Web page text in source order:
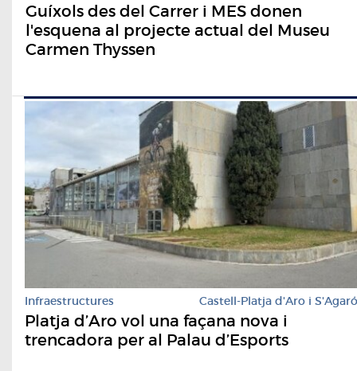
Guíxols des del Carrer i MES donen
l'esquena al projecte actual del Museu
Carmen Thyssen
Infraestructures Castell-Platja d'Aro i S'Agaró
Platja d’Aro vol una façana nova i
trencadora per al Palau d’Esports